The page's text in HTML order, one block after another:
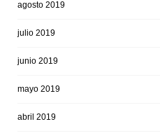
agosto 2019
julio 2019
junio 2019
mayo 2019
abril 2019